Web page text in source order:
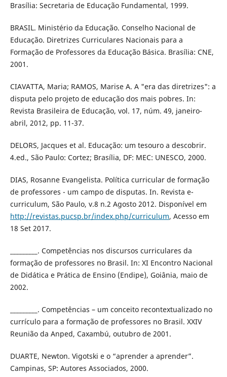
Brasília: Secretaria de Educação Fundamental, 1999.
BRASIL. Ministério da Educação. Conselho Nacional de
Educação. Diretrizes Curriculares Nacionais para a
Formação de Professores da Educação Básica. Brasília: CNE,
2001.
CIAVATTA, Maria; RAMOS, Marise A. A "era das diretrizes": a
disputa pelo projeto de educação dos mais pobres. In:
Revista Brasileira de Educação, vol. 17, núm. 49, janeiro-
abril, 2012, pp. 11-37.
DELORS, Jacques et al. Educação: um tesouro a descobrir.
4.ed., São Paulo: Cortez; Brasília, DF: MEC: UNESCO, 2000.
DIAS, Rosanne Evangelista. Política curricular de formação
de professores - um campo de disputas. In. Revista e-
curriculum, São Paulo, v.8 n.2 Agosto 2012. Disponível em
http://revistas.pucsp.br/index.php/curriculum, Acesso em
18 Set 2017.
_________. Competências nos discursos curriculares da
formação de professores no Brasil. In: XI Encontro Nacional
de Didática e Prática de Ensino (Endipe), Goiânia, maio de
2002.
_________. Competências – um conceito recontextualizado no
currículo para a formação de professores no Brasil. XXIV
Reunião da Anped, Caxambú, outubro de 2001.
DUARTE, Newton. Vigotski e o “aprender a aprender”.
Campinas, SP: Autores Associados, 2000.